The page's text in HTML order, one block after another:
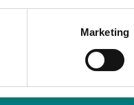
Marketing
È inoltre richiesto di
e garantire
l’aula virtuale verrà